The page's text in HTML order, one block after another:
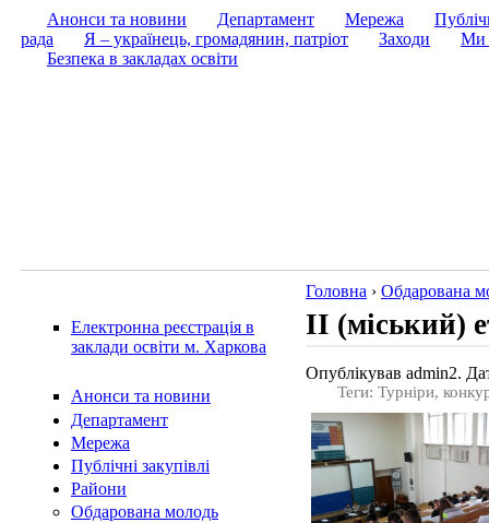
Анонси та новини Департамент Мережа
рада
Я – українець, громадянин, патріот Заходи
Ми
Безпека в закладах освіти
Електронна реєстрація в
заклади освіти м. Харкова
Анонси та новини
Департамент
Мережа
Публічні закупівлі
Райони
Обдарована молодь
Головна › Обдарована
ІІ (міський)
Опублікував admin2.
Теги: Турнiри,